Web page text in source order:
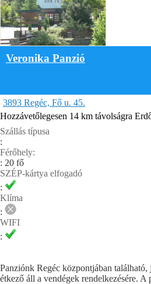
Veronika Panzió
3893 Regéc, Fő u. 45.
Hozzávetőlegesen 14 km távolságra
Szállás típusa
:
Férőhely:
: 20 fő
SZÉP-kártya elfogadó
:
Klíma
:
WIFI
:
Panziónk Regéc központjában
étkező áll a vendégek rendelkezésére.